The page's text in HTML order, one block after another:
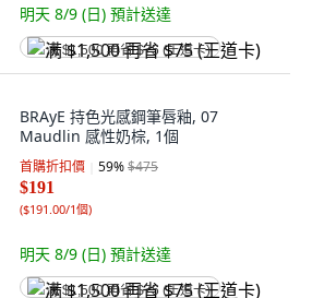
明天 8/9 (日) 預計送達
满 $1,500 再省 $75 (王道卡)
BRAyE 持色光感鋼筆唇釉, 07
Maudlin 感性奶棕, 1個
首購折扣價 59%$475
$191
($191.00/1個)
明天 8/9 (日) 預計送達
满 $1,500 再省 $75 (王道卡)